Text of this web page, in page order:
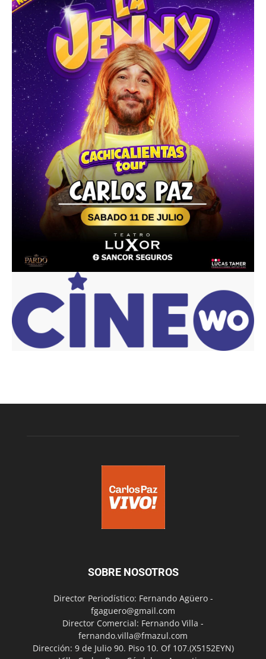
SOBRE NOSOTROS
Director Periodístico: Fernando Agüero -
fgaguero@gmail.com
Director Comercial: Fernando Villa -
fernando.villa@fmazul.com
Dirección: 9 de Julio 90. Piso 10. Of 107.(X5152EYN)